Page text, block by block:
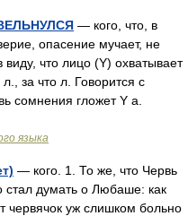
— кого, что, в
опасение мучает, не
что лицо (Y) охватывает
л., за что л. Говорится с
сомнения гложет Y а.
языка
— кого. 1. То же, что Червь
стал думать о Любаше: как
червячок уж слишком больно